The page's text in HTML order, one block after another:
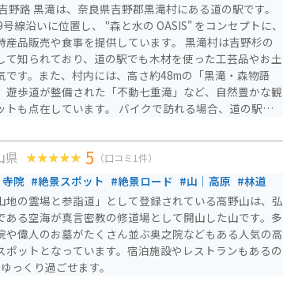
野路 黒滝は、奈良県吉野郡黒滝村にある道の駅です。
線沿いに位置し、 "森と水の OASIS" をコンセプトに、
販売や食事を提供しています。 黒滝村は吉野杉の
て知られており、道の駅でも木材を使った工芸品やお土
です。また、村内には、高さ約48mの「黒滝・森物語
遊歩道が整備された「不動七重滝」など、自然豊かな観
しています。 バイクで訪れる場合、道の駅に
県道20号線は、ワインディングロードとしても人気が
ングにも最適なエリアです。 道の駅で休憩がて
の特産品である吉野くずを使ったスイーツや、名物の猪
味わってみてはいかがでしょうか。
県 5 （口コミ1件）
院 #絶景スポット #絶景ロード #山｜高原 #林道
地の霊場と参詣道」として登録されている高野山は、弘
ある空海が真言密教の修道場として開山した山です。多
や偉人のお墓がたくさん並ぶ奥之院などもある人気の高
ポットとなっています。宿泊施設やレストランもあるの
っくり過ごせます。